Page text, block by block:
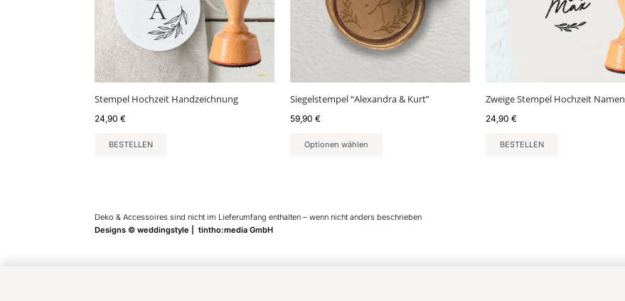
Stempel Hochzeit Handzeichnung
24,90 €
BESTELLEN
Siegelstempel “Alexandra & Kurt”
59,90 €
Optionen wählen
Zweige Stempel Hochzeit Namen
24,90 €
BESTELLEN
Deko & Accessoires sind nicht im Lieferumfang enthalten – wenn nicht anders beschrieben
Designs © weddingstyle | tintho:media GmbH